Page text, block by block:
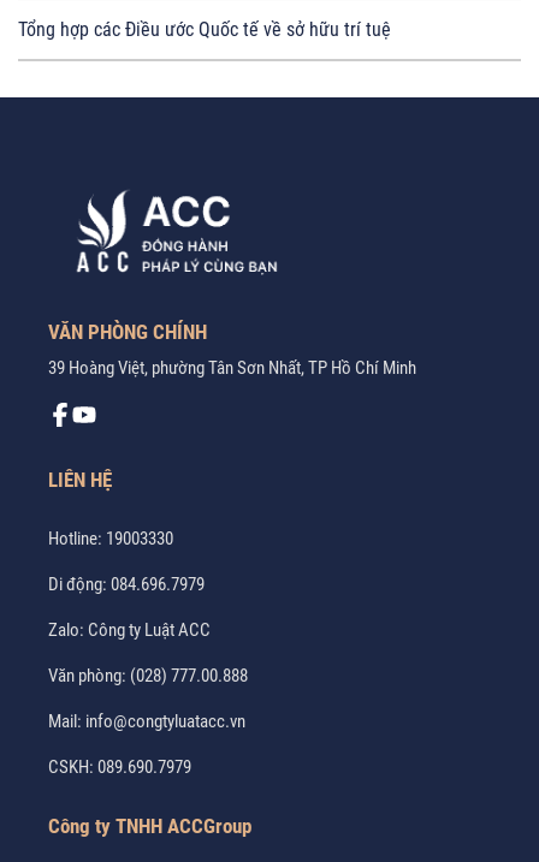
Tổng hợp các Điều ước Quốc tế về sở hữu trí tuệ
VĂN PHÒNG CHÍNH
39 Hoàng Việt, phường Tân Sơn Nhất, TP Hồ Chí Minh
LIÊN HỆ
Hotline: 19003330
Di động: 084.696.7979
Zalo: Công ty Luật ACC
Văn phòng: (028) 777.00.888
Mail: info@congtyluatacc.vn
CSKH: 089.690.7979
Công ty TNHH ACCGroup